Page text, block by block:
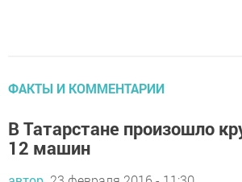
ФАКТЫ И КОММЕНТАРИИ
В Татарстане произошло
12 машин